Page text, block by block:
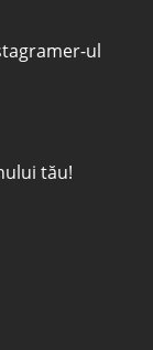
ul
tău!